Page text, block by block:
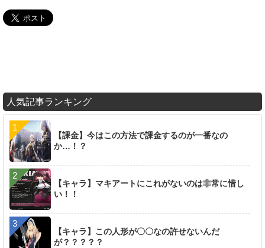
人気記事ランキング
【課金】今はこの方法で課金するのが一番なの
か…！？
【キャラ】マキアートにこれがないのは非常に惜し
い！！
【キャラ】この人形が〇〇なの許せないんだ
が？？？？？